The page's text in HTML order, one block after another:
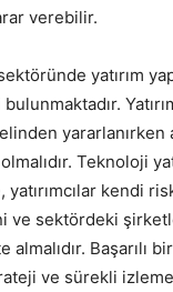
verebilir.
yatırım
yararlanırken
Teknoloji
kendi
ve sektördeki
Başarılı
ve sürekli izleme